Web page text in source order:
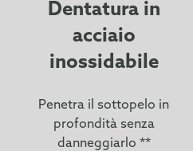
Dentatura in
acciaio
inossidabile
Penetra il sottopelo in
profondità senza
danneggiarlo **